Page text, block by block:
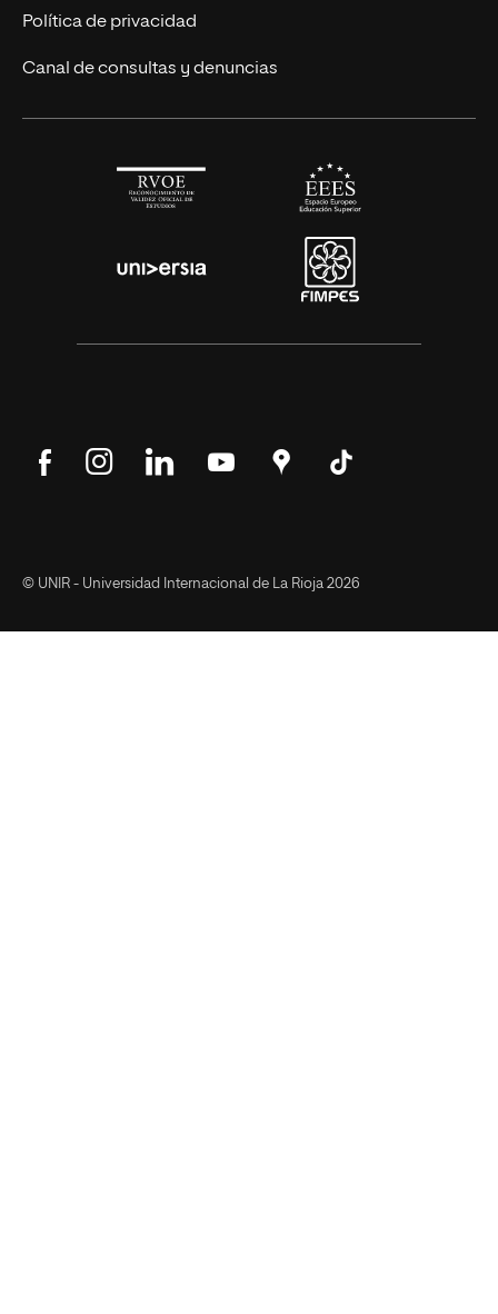
Alianza Newman
Actualidad
Solicita información
Política de privacidad
Canal de consultas y denuncias
SíguenosSíguenos SíguenosSíguenos
Encuéntranos
© UNIR - Universidad Internacional de La Rioja 2026